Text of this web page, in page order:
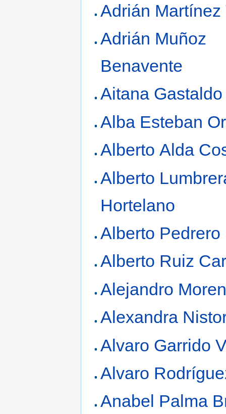
Adrián Martínez
Adrián Muñoz
Benavente
Aitana
Alba Esteban
Alberto Alda
Alberto
Hortelano
Alberto Pedrero
Alberto Ruiz
Alejandro
Alexandra
Alvaro Garrido
Alvaro
Anabel Palma